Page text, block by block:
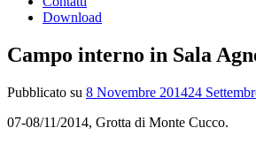
Download
Campo interno in Sala
Pubblicato su 8 Novembre 201424
07-08/11/2014, Grotta di Monte Cucco.